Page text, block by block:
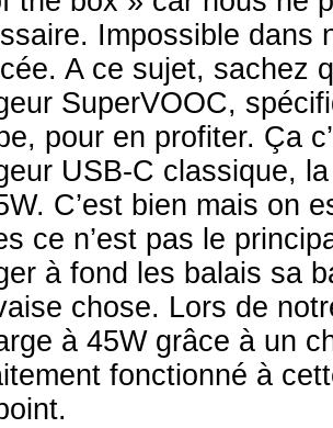
Impossible dans
A ce sujet, sachez
SuperVOOC,
pour en profiter. Ça
USB-C classique,
C’est bien mais on
ce n’est pas le
à fond les balais sa
chose. Lors de
à 45W grâce à un
fonctionné à